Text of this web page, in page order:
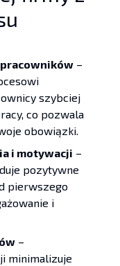
–
szybciej
co pozwala
obowiązki.
i motywacji –
pozytywne
pierwszego
i
–
minimalizuje